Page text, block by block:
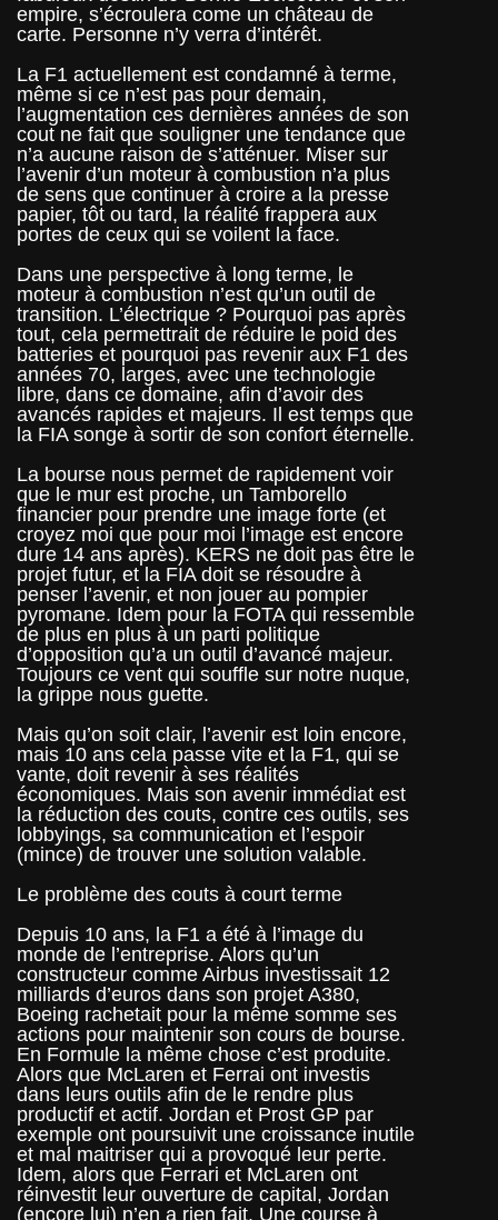
empire, s’écroulera come un château de
carte. Personne n’y verra d’intérêt.
La F1 actuellement est condamné à terme,
même si ce n’est pas pour demain,
l’augmentation ces dernières années de son
cout ne fait que souligner une tendance que
n’a aucune raison de s’atténuer. Miser sur
l’avenir d’un moteur à combustion n’a plus
de sens que continuer à croire a la presse
papier, tôt ou tard, la réalité frappera aux
portes de ceux qui se voilent la face.
Dans une perspective à long terme, le
moteur à combustion n’est qu’un outil de
transition. L’électrique ? Pourquoi pas après
tout, cela permettrait de réduire le poid des
batteries et pourquoi pas revenir aux F1 des
années 70, larges, avec une technologie
libre, dans ce domaine, afin d’avoir des
avancés rapides et majeurs. Il est temps que
la FIA songe à sortir de son confort éternelle.
La bourse nous permet de rapidement voir
que le mur est proche, un Tamborello
financier pour prendre une image forte (et
croyez moi que pour moi l’image est encore
dure 14 ans après). KERS ne doit pas être le
projet futur, et la FIA doit se résoudre à
penser l’avenir, et non jouer au pompier
pyromane. Idem pour la FOTA qui ressemble
de plus en plus à un parti politique
d’opposition qu’a un outil d’avancé majeur.
Toujours ce vent qui souffle sur notre nuque,
la grippe nous guette.
Mais qu’on soit clair, l’avenir est loin encore,
mais 10 ans cela passe vite et la F1, qui se
vante, doit revenir à ses réalités
économiques. Mais son avenir immédiat est
la réduction des couts, contre ces outils, ses
lobbyings, sa communication et l’espoir
(mince) de trouver une solution valable.
Le problème des couts à court terme
Depuis 10 ans, la F1 a été à l’image du
monde de l’entreprise. Alors qu’un
constructeur comme Airbus investissait 12
milliards d’euros dans son projet A380,
Boeing rachetait pour la même somme ses
actions pour maintenir son cours de bourse.
En Formule la même chose c’est produite.
Alors que McLaren et Ferrai ont investis
dans leurs outils afin de le rendre plus
productif et actif. Jordan et Prost GP par
exemple ont poursuivit une croissance inutile
et mal maitriser qui a provoqué leur perte.
Idem, alors que Ferrari et McLaren ont
réinvestit leur ouverture de capital, Jordan
(encore lui) n’en a rien fait. Une course à